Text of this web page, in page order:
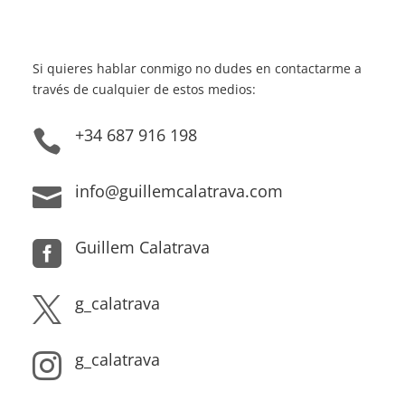
Si quieres hablar conmigo no dudes en contactarme a
través de cualquier de estos medios:
 +34 687 916 198
 info@guillemcalatrava.com
 Guillem Calatrava
 g_calatrava
 g_calatrava